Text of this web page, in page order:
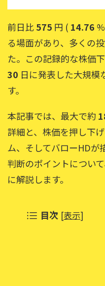
前日比575 円 ( 14.76
る場面があり、多くの
た。この記録的な株価
30 日に発表した大規模
す。
本記事では、最大で約
詳細と、株価を押し下
ム、そしてバローHDが
判断のポイントについ
に解説します。
目次 [表示]